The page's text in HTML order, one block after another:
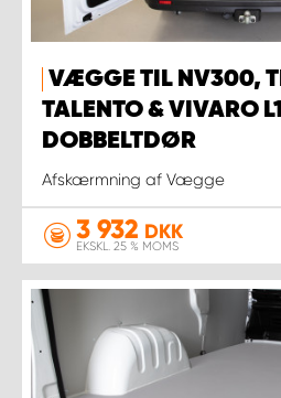
VÆGGE TIL NV300,
TALENTO & VIVARO
DOBBELTDØR
Afskærmning af Vægge
3 932 DKK
EKSKL. 25 % MOMS